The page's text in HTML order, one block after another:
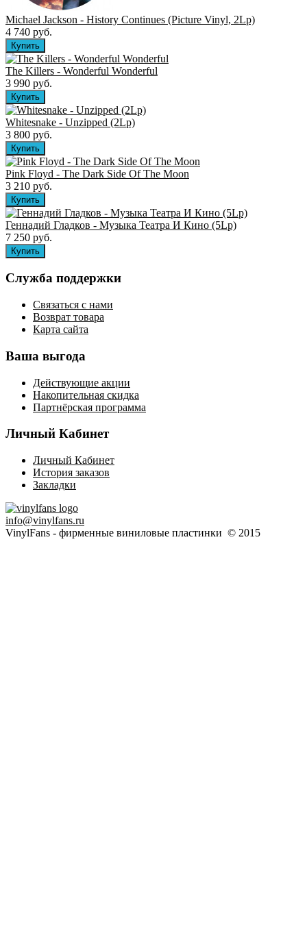
Michael Jackson - History Continues (Picture Vinyl, 2Lp)
4 740 руб.
The Killers ‎- Wonderful Wonderful
3 990 руб.
Whitesnake - Unzipped (2Lp)
3 800 руб.
Pink Floyd - The Dark Side Of The Moon
3 210 руб.
Геннадий Гладков - Музыка Театра И Кино (5Lp)
7 250 руб.
Служба поддержки
Связаться с нами
Возврат товара
Карта сайта
Ваша выгода
Действующие акции
Накопительная скидка
Партнёрская программа
Личный Кабинет
Личный Кабинет
История заказов
Закладки
info@vinylfans.ru
VinylFans - фирменные виниловые пластинки © 2015